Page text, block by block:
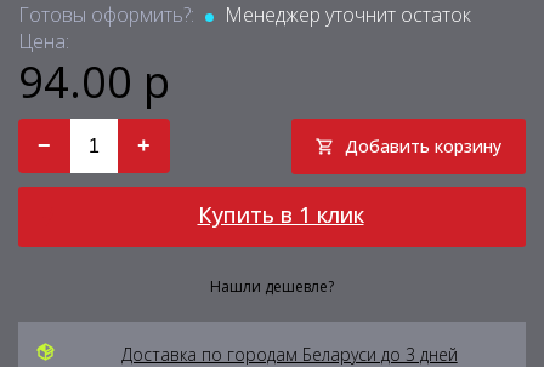
Готовы оформить?:
Менеджер уточнит остаток
Цена:
94.00 р
− + Добавить корзину
Купить в 1 клик
Нашли дешевле?
Доставка по городам Беларуси до 3 дней